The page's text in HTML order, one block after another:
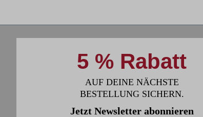
5 % Rabatt
AUF DEINE NÄCHSTE
BESTELLUNG SICHERN.
Jetzt Newsletter abonnieren